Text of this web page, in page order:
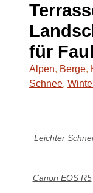
für
Alpen, Berge,
Schnee,
Leichter
Canon EOS R5